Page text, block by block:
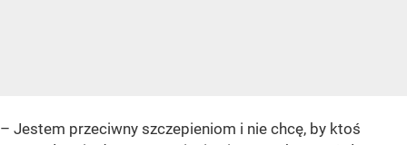
– Jestem przeciwny szczepieniom i nie chcę, by ktoś